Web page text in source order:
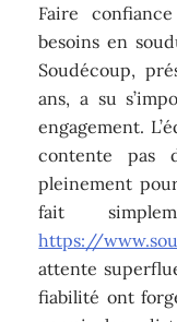
Faire
besoins en
Soudécoup,
ans, a su
engagement.
contente pas
pleinement
fait
https://
attente
fiabilité ont